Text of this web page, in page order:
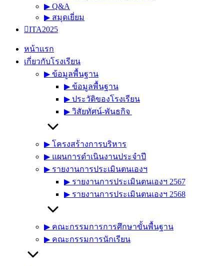
▶︎ Q&A
▶︎ สมุดเยี่ยม
ITA2025
หน้าแรก
เกี่ยวกับโรงเรียน
▶︎ ข้อมูลพื้นฐาน
▶︎ ข้อมูลพื้นฐาน
▶︎ ประวัติของโรงเรียน
▶︎ วิสัยทัศน์-พันธกิจ
▶︎ โครงสร้างการบริหาร
▶︎ แผนการดำเนินงานประจำปี
▶︎ รายงานการประเมินตนเองฯ
▶︎ รายงานการประเมินตนเองฯ 2567
▶︎ รายงานการประเมินตนเองฯ 2568
▶︎ คณะกรรมการการศึกษาขั้นพื้นฐาน
▶︎ คณะกรรมการนักเรียน